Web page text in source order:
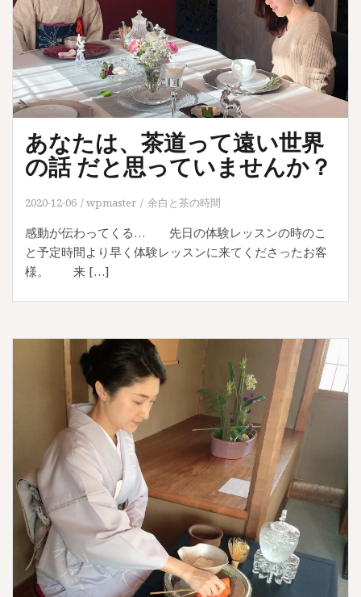
あなたは、茶道って遠い世界
の話 だと思っていませんか？
2020-12-06 wpmaster 余白と茶の時間
感動が伝わってくる… 先日の体験レッスンの時のこ
と予定時間より早く体験レッスンに来てくださったお客
様。 来 […]